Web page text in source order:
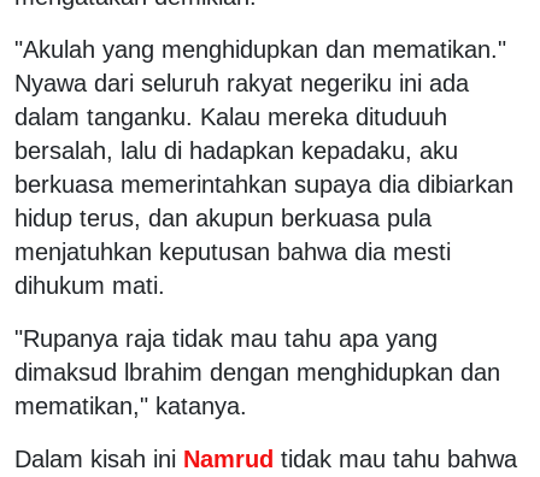
"Akulah yang menghidupkan dan mematikan."
Nyawa dari seluruh rakyat negeriku ini ada
dalam tanganku. Kalau mereka dituduuh
bersalah, lalu di hadapkan kepadaku, aku
berkuasa memerintahkan supaya dia dibiarkan
hidup terus, dan akupun berkuasa pula
menjatuhkan keputusan bahwa dia mesti
dihukum mati.
"Rupanya raja tidak mau tahu apa yang
dimaksud lbrahim dengan menghidupkan dan
mematikan," katanya.
Dalam kisah ini Namrud tidak mau tahu bahwa